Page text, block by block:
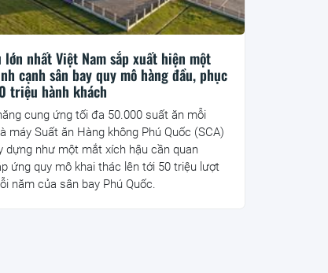
nhất Việt Nam sắp xuất hiện một
cạnh sân bay quy mô hàng đầu, phục
triệu hành khách
cung ứng tối đa 50.000 suất ăn mỗi
máy Suất ăn Hàng không Phú Quốc (SCA)
dựng như một mắt xích hậu cần quan
ứng quy mô khai thác lên tới 50 triệu lượt
năm của sân bay Phú Quốc.